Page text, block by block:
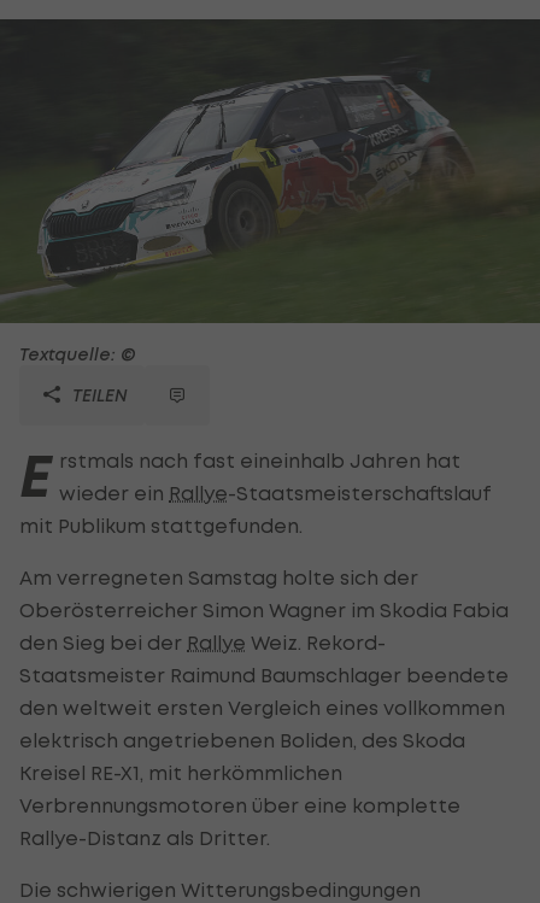
Textquelle: ©
TEILEN
E rstmals nach fast eineinhalb Jahren hat
wieder ein Rallye-Staatsmeisterschaftslauf
mit Publikum stattgefunden.
Am verregneten Samstag holte sich der
Oberösterreicher Simon Wagner im Skodia Fabia
den Sieg bei der Rallye Weiz. Rekord-
Staatsmeister Raimund Baumschlager beendete
den weltweit ersten Vergleich eines vollkommen
elektrisch angetriebenen Boliden, des Skoda
Kreisel RE-X1, mit herkömmlichen
Verbrennungsmotoren über eine komplette
Rallye-Distanz als Dritter.
Die schwierigen Witterungsbedingungen